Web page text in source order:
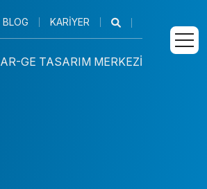
BLOG KARIYER
AR-GE TASARIM MERKEZI